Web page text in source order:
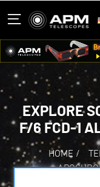
EXPLORE
F/6 FCD-1
HOME /